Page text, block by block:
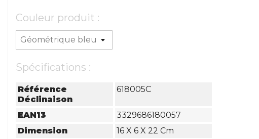
Couleur produit :
Spécifications :
Référence
Déclinaison
618005C
EAN13
3329686180057
Dimension
16 X 6 X 22 Cm